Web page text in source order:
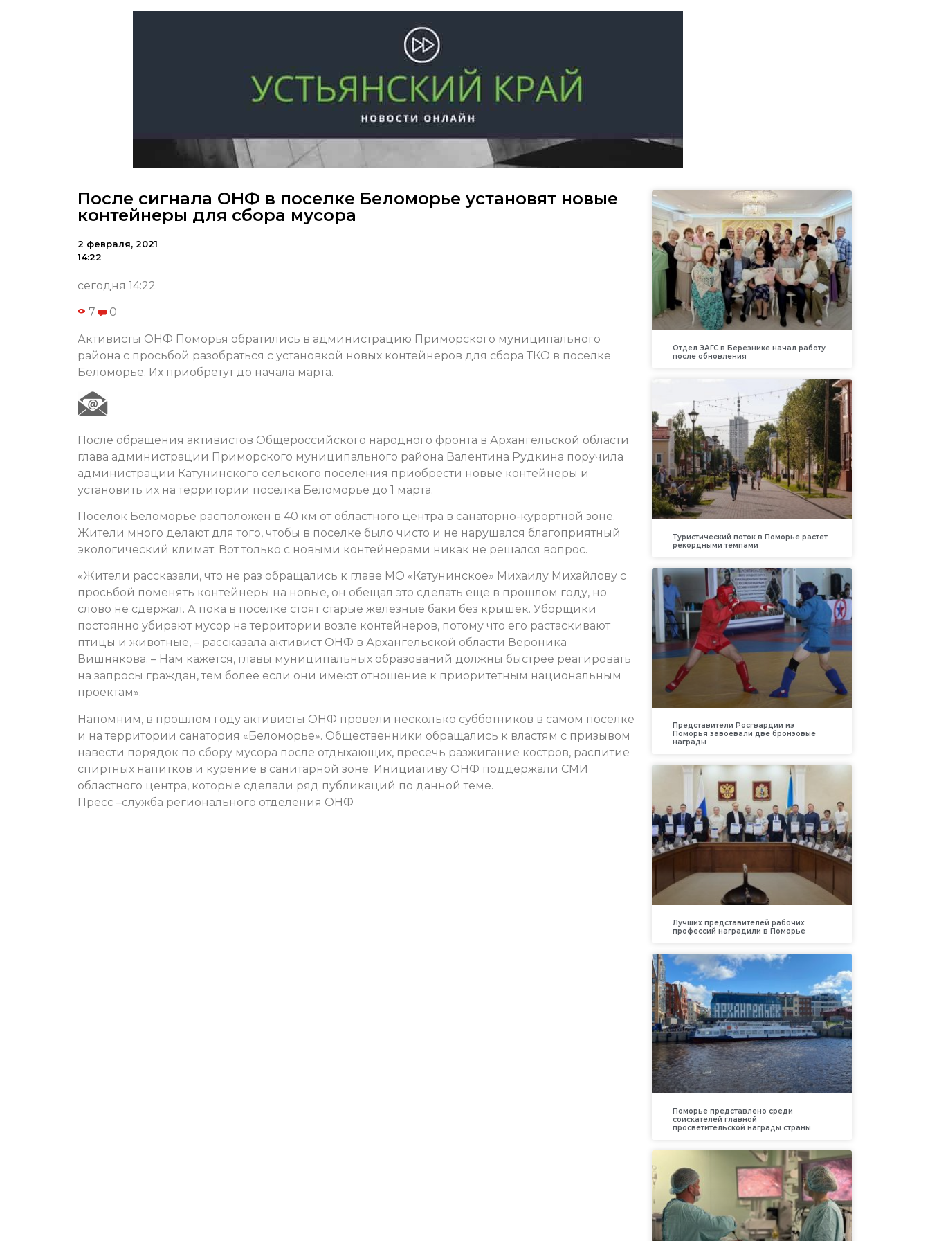
После сигнала ОНФ в поселке Беломорье установят новые
контейнеры для сбора мусора
2 февраля, 2021
14:22
сегодня 14:22
7 0
Активисты ОНФ Поморья обратились в администрацию Приморского муниципального
района с просьбой разобраться с установкой новых контейнеров для сбора ТКО в поселке
Беломорье. Их приобретут до начала марта.
После обращения активистов Общероссийского народного фронта в Архангельской области
глава администрации Приморского муниципального района Валентина Рудкина поручила
администрации Катунинского сельского поселения приобрести новые контейнеры и
установить их на территории поселка Беломорье до 1 марта.
Поселок Беломорье расположен в 40 км от областного центра в санаторно-курортной зоне.
Жители много делают для того, чтобы в поселке было чисто и не нарушался благоприятный
экологический климат. Вот только с новыми контейнерами никак не решался вопрос.
«Жители рассказали, что не раз обращались к главе МО «Катунинское» Михаилу Михайлову с
просьбой поменять контейнеры на новые, он обещал это сделать еще в прошлом году, но
слово не сдержал. А пока в поселке стоят старые железные баки без крышек. Уборщики
постоянно убирают мусор на территории возле контейнеров, потому что его растаскивают
птицы и животные, – рассказала активист ОНФ в Архангельской области Вероника
Вишнякова. – Нам кажется, главы муниципальных образований должны быстрее реагировать
на запросы граждан, тем более если они имеют отношение к приоритетным национальным
проектам».
Напомним, в прошлом году активисты ОНФ провели несколько субботников в самом поселке
и на территории санатория «Беломорье». Общественники обращались к властям с призывом
навести порядок по сбору мусора после отдыхающих, пресечь разжигание костров, распитие
спиртных напитков и курение в санитарной зоне. Инициативу ОНФ поддержали СМИ
областного центра, которые сделали ряд публикаций по данной теме.
Пресс –служба регионального отделения ОНФ
Отдел ЗАГС в Березнике начал работу
после обновления
Туристический поток в Поморье растет
рекордными темпами
Представители Росгвардии из
Поморья завоевали две бронзовые
награды
Лучших представителей рабочих
профессий наградили в Поморье
Поморье представлено среди
соискателей главной
просветительской награды страны